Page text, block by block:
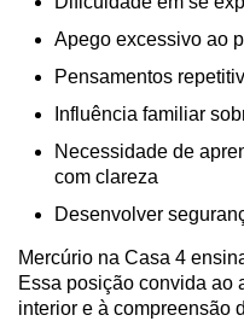
Apego excessivo ao
Pensamentos
Influência familiar
Necessidade de
com clareza
Desenvolver
Mercúrio na Casa 4
Essa posição convida ao
interior e à compreensão